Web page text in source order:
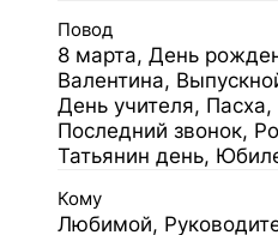
Повод
8 марта, День
Валентина,
День учителя,
Последний звонок,
Татьянин день,
Кому
Любимой,